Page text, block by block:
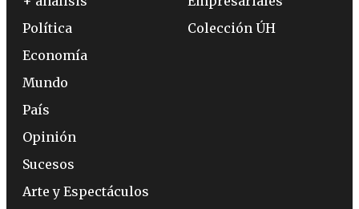
Política
Economía
Mundo
País
Opinión
Sucesos
Arte y Espectáculos
Colección ÚH